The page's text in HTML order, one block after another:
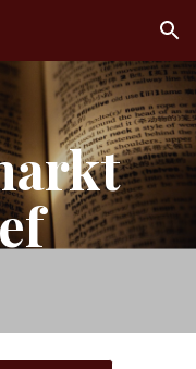
Skip to navigation